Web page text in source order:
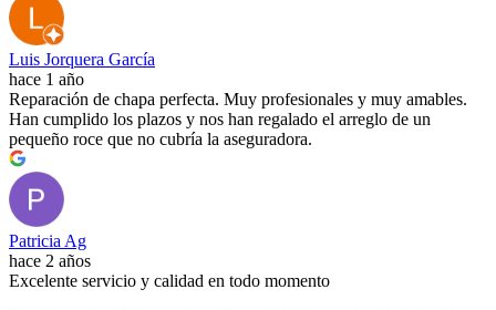
Luis Jorquera García
hace 1 año
Reparación de chapa perfecta. Muy profesionales y muy amables.
Han cumplido los plazos y nos han regalado el arreglo de un
pequeño roce que no cubría la aseguradora.
Patricia Ag
hace 2 años
Excelente servicio y calidad en todo momento